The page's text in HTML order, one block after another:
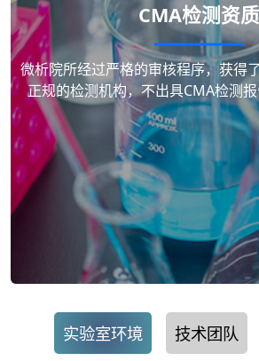
CMA检测资质
微析院所经过严格的审核程序，获得
正规的检测机构，不出具CMA检测报
实验室环境 技术团队